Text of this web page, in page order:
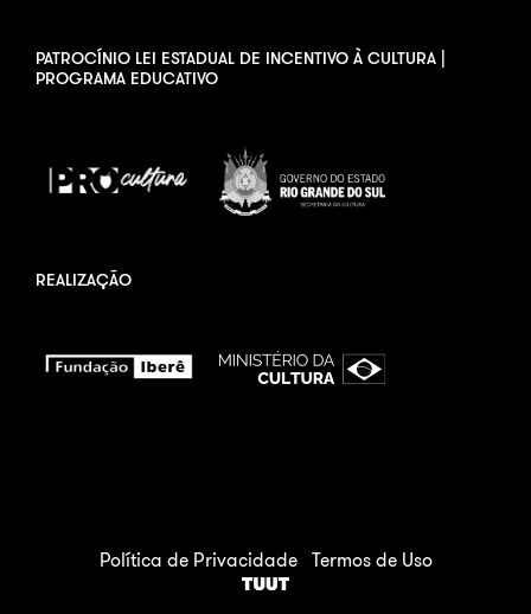
PATROCÍNIO LEI ESTADUAL DE INCENTIVO À CULTURA |
PROGRAMA EDUCATIVO
REALIZAÇÃO
Política de Privacidade Termos de Uso